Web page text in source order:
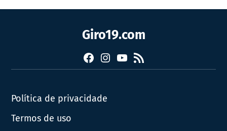
Giro19.com
FacebookInstagram
YouTube
RSS
Política de privacidade
Termos de uso